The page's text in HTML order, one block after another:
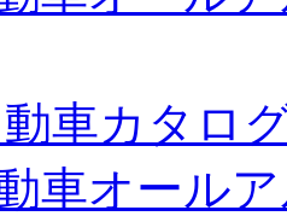
車カタロ
車オール